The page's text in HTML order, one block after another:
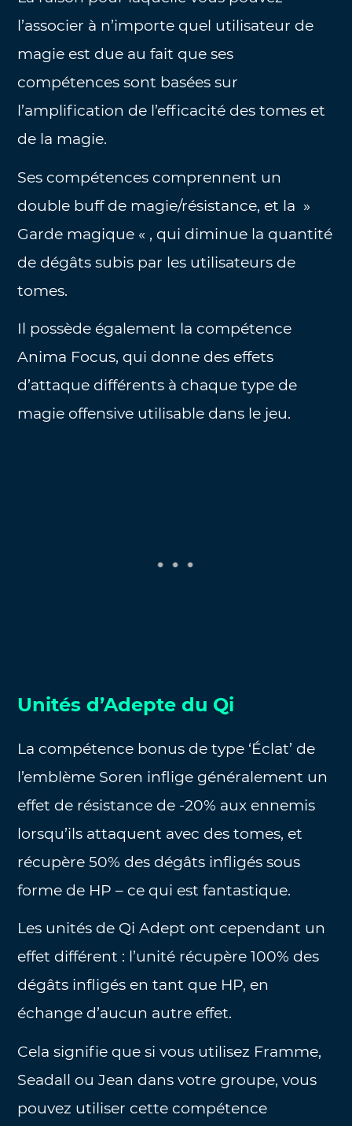
l’associer à n’importe quel utilisateur de
magie est due au fait que ses
compétences sont basées sur
l’amplification de l’efficacité des tomes et
de la magie.
Ses compétences comprennent un
double buff de magie/résistance, et la »
Garde magique « , qui diminue la quantité
de dégâts subis par les utilisateurs de
tomes.
Il possède également la compétence
Anima Focus, qui donne des effets
d’attaque différents à chaque type de
magie offensive utilisable dans le jeu.
Unités d’Adepte du Qi
La compétence bonus de type ‘Éclat’ de
l’emblème Soren inflige généralement un
effet de résistance de -20% aux ennemis
lorsqu’ils attaquent avec des tomes, et
récupère 50% des dégâts infligés sous
forme de HP – ce qui est fantastique.
Les unités de Qi Adept ont cependant un
effet différent : l’unité récupère 100% des
dégâts infligés en tant que HP, en
échange d’aucun autre effet.
Cela signifie que si vous utilisez Framme,
Seadall ou Jean dans votre groupe, vous
pouvez utiliser cette compétence